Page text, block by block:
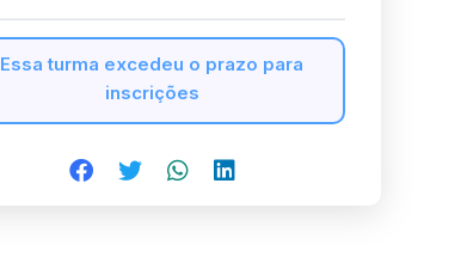
Essa turma excedeu o prazo para
inscrições